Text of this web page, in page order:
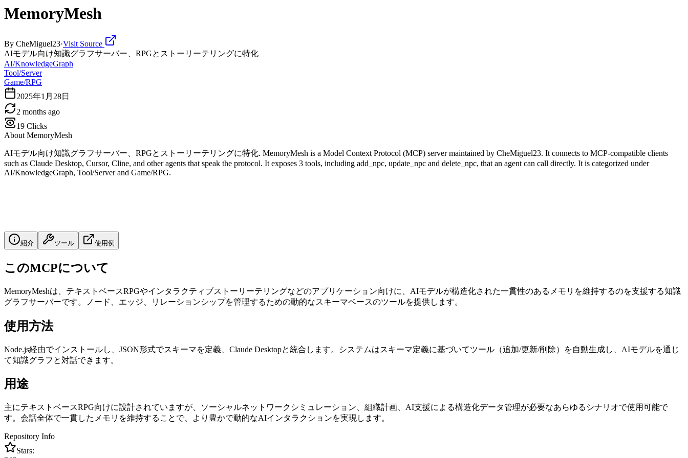
MemoryMesh
By CheMiguel23·Visit Source
AIモデル向け知識グラフサーバー、RPGとストーリーテリングに特化
AI/KnowledgeGraph
Tool/Server
Game/RPG
2025年1月28日
2 months ago
19 Clicks
About MemoryMesh
AIモデル向け知識グラフサーバー、RPGとストーリーテリングに特化. MemoryMesh is a Model Context Protocol (MCP) server maintained by CheMiguel23. It connects to MCP-compatible clients
such as Claude Desktop, Cursor, Cline, and other agents that speak the protocol. It exposes 3 tools, including add_npc, update_npc and delete_npc, that an agent can call directly. It is categorized under
AI/KnowledgeGraph, Tool/Server and Game/RPG.
紹介 ツール 使用例
このMCPについて
MemoryMeshは、テキストベースRPGやインタラクティブストーリーテリングなどのアプリケーション向けに、AIモデルが構造化された一貫性のあるメモリを維持するのを支援する知識
グラフサーバーです。ノード、エッジ、リレーションシップを管理するための動的なスキーマベースのツールを提供します。
使用方法
Node.js経由でインストールし、JSON形式でスキーマを定義、Claude Desktopと統合します。システムはスキーマ定義に基づいてツール（追加/更新/削除）を自動生成し、AIモデルを通じ
て知識グラフと対話できます。
用途
主にテキストベースRPG向けに設計されていますが、ソーシャルネットワークシミュレーション、組織計画、AI支援による構造化データ管理が必要なあらゆるシナリオで使用可能で
す。会話全体で一貫したメモリを維持することで、より豊かで動的なAIインタラクションを実現します。
Repository Info
Stars: